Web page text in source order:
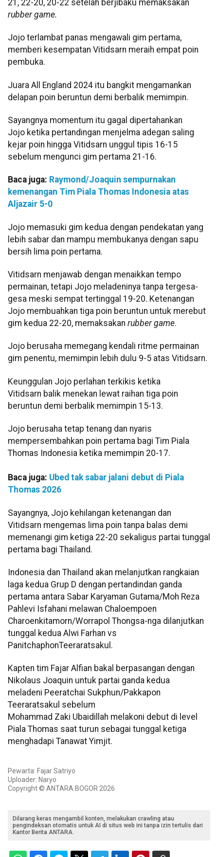
21, 22-20, 20-22 setelah berjibaku memaksakan
rubber game.
Jojo terlambat panas mengawali gim pertama,
memberi kesempatan Vitidsarn meraih empat poin
pembuka.
Juara All England 2024 itu bangkit mengamankan
delapan poin beruntun demi berbalik memimpin.
Sayangnya momentum itu gagal dipertahankan
Jojo ketika pertandingan menjelma adegan saling
kejar poin hingga Vitidsarn unggul tipis 16-15
sebelum mengunci gim pertama 21-16.
Baca juga: Raymond/Joaquin sempurnakan
kemenangan Tim Piala Thomas Indonesia atas
Aljazair 5-0
Jojo memasuki gim kedua dengan pendekatan yang
lebih sabar dan mampu membukanya dengan sapu
bersih lima poin pertama.
Vitidsarn menjawab dengan menaikkan tempo
permainan, tetapi Jojo meladeninya tanpa tergesa-
gesa meski sempat tertinggal 19-20. Ketenangan
Jojo membuahkan tiga poin beruntun untuk merebut
gim kedua 22-20, memaksakan rubber game.
Jojo berusaha memegang kendali ritme permainan
gim penentu, memimpin lebih dulu 9-5 atas Vitidsarn.
Keunggulan Jojo perlahan terkikis ketika
Vitidsarn balik menekan lewat raihan tiga poin
beruntun demi berbalik memimpin 15-13.
Jojo berusaha tetap tenang dan nyaris
mempersembahkan poin pertama bagi Tim Piala
Thomas Indonesia ketika memimpin 20-17.
Baca juga: Ubed tak sabar jalani debut di Piala
Thomas 2026
Sayangnya, Jojo kehilangan ketenangan dan
Vitidsarn mengemas lima poin tanpa balas demi
memenangi gim ketiga 22-20 sekaligus partai tunggal
pertama bagi Thailand.
Indonesia dan Thailand akan melanjutkan rangkaian
laga kedua Grup D dengan pertandindan ganda
pertama antara Sabar Karyaman Gutama/Moh Reza
Pahlevi Isfahani melawan Chaloempoen
Charoenkitamorn/Worrapol Thongsa-nga​​​​​​​ dilanjutkan
tunggal kedua Alwi Farhan vs
PanitchaphonTeeraratsakul​​​​​​​.
Kapten tim Fajar Alfian bakal berpasangan dengan
Nikolaus Joaquin untuk partai ganda kedua
meladeni Peeratchai Sukphun/Pakkapon
Teeraratsakul​​​​​​​ sebelum
Mohammad Zaki Ubaidillah melakoni debut di level
Piala Thomas saat turun sebagai tunggal ketiga
menghadapi Tanawat Yimjit.
Pewarta: Fajar Satriyo
Uploader: Naryo
Copyright © ANTARA BOGOR 2026
Dilarang keras mengambil konten, melakukan crawling atau
pengindeksan otomatis untuk AI di situs web ini tanpa izin tertulis dari
Kantor Berita ANTARA.